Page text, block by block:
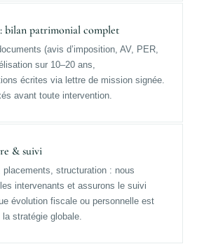
bilan patrimonial complet
(avis d’imposition, AV, PER,
sur 10–20 ans,
écrites via lettre de mission signée.
avant toute intervention.
& suivi
placements, structuration : nous
intervenants et assurons le suivi
évolution fiscale ou personnelle est
stratégie globale.